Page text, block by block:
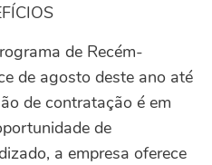
de Recém-
de agosto deste ano até
de contratação é em
de
a empresa oferece